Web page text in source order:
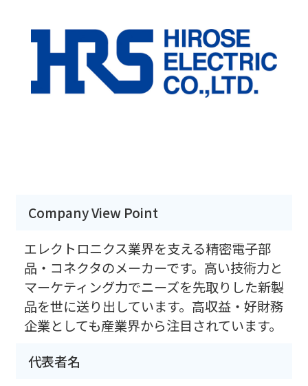
Company View Point
エレクトロニクス業界を支える精密電子部
品・コネクタのメーカーです。高い技術力と
マーケティング力でニーズを先取りした新製
品を世に送り出しています。高収益・好財務
企業としても産業界から注目されています。
代表者名